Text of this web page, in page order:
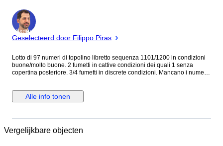
Expert
Geselecteerd door Filippo Piras
Lotto di 97 numeri di topolino libretto sequenza 1101/1200 in condizioni
buone/molto buone. 2 fumetti in cattive condizioni dei quali 1 senza
copertina posteriore. 3/4 fumetti in discrete condizioni. Mancano i numeri:
Alle info tonen
Vergelijkbare objecten